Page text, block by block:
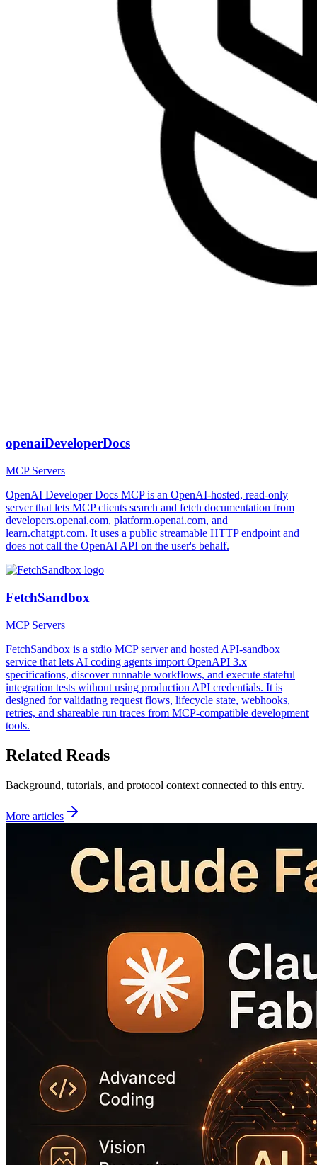
openaiDeveloperDocs
MCP Servers
OpenAI Developer Docs MCP is an OpenAI-hosted, read-only
server that lets MCP clients search and fetch documentation from
developers.openai.com, platform.openai.com, and
learn.chatgpt.com. It uses a public streamable HTTP endpoint and
does not call the OpenAI API on the user's behalf.
FetchSandbox
MCP Servers
FetchSandbox is a stdio MCP server and hosted API-sandbox
service that lets AI coding agents import OpenAPI 3.x
specifications, discover runnable workflows, and execute stateful
integration tests without using production API credentials. It is
designed for validating request flows, lifecycle state, webhooks,
retries, and shareable run traces from MCP-compatible development
tools.
Related Reads
Background, tutorials, and protocol context connected to this entry.
More articles